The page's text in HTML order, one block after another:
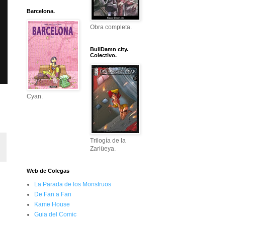
Barcelona.
Cyan.
Obra completa.
BullDamn city.
Colectivo.
Trilogía de la
Zariüeya.
Web de Colegas
La Parada de los Monstruos
De Fan a Fan
Kame House
Guia del Comic